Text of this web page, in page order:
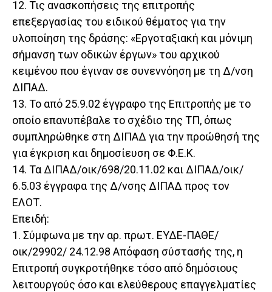
12. Τις ανασκοπήσεις της επιτροπής
επεξεργασίας του ειδικού θέματος για την
υλοποίηση της δράσης: «Εργοταξιακή και μόνιμη
σήμανση των οδικών έργων» του αρχικού
κειμένου που έγιναν σε συνεννόηση με τη Δ/νση
ΔΙΠΑΔ.
13. Το από 25.9.02 έγγραφο της Επιτροπής με το
οποίο επανυπέβαλε το σχέδιο της ΤΠ, όπως
συμπληρώθηκε στη ΔΙΠΑΔ για την προώθησή της
για έγκριση και δημοσίευση σε Φ.Ε.Κ.
14. Τα ΔΙΠΑΔ/οικ/698/20.11.02 και ΔΙΠΑΔ/οικ/
6.5.03 έγγραφα της Δ/νσης ΔΙΠΑΔ προς τον
ΕΛΟΤ.
Επειδή:
1. Σύμφωνα με την αρ. πρωτ. ΕΥΔΕ-ΠΑΘΕ/
οικ/29902/ 24.12.98 Απόφαση σύστασής της, η
Επιτροπή συγκροτήθηκε τόσο από δημόσιους
λειτουργούς όσο και ελεύθερους επαγγελματίες